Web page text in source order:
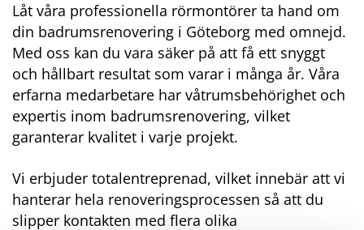
Låt våra professionella rörmontörer ta hand om
din badrumsrenovering i Göteborg med omnejd.
Med oss kan du vara säker på att få ett snyggt
och hållbart resultat som varar i många år. Våra
erfarna medarbetare har våtrumsbehörighet och
expertis inom badrumsrenovering, vilket
garanterar kvalitet i varje projekt.
Vi erbjuder totalentreprenad, vilket innebär att vi
hanterar hela renoveringsprocessen så att du
slipper kontakten med flera olika